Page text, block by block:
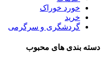
خورد خوراک
خرید
گردشگری و سرگرمی
دسته بندی های محبوب